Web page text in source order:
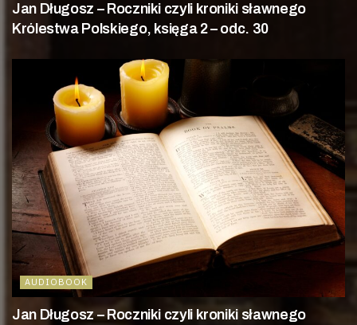
Jan Długosz – Roczniki czyli kroniki sławnego
Królestwa Polskiego, księga 2 – odc. 30
AUDIOBOOK
Jan Długosz – Roczniki czyli kroniki sławnego